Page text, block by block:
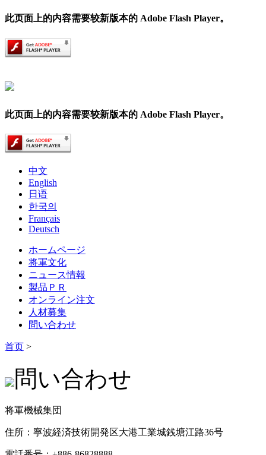
此页面上的内容需要较新版本的 Adobe Flash Player。
此页面上的内容需要较新版本的 Adobe Flash Player。
中文
English
日语
한국의
Français
Deutsch
ホームページ
将軍文化
ニュース情報
製品ＰＲ
オンライン注文
人材募集
問い合わせ
首页 >
問い合わせ
将軍機械集団
住所：寧波経済技術開発区大港工業城銭塘江路36号